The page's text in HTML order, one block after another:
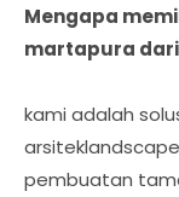
Mengapa
martapura
kami adalah
pembuatan